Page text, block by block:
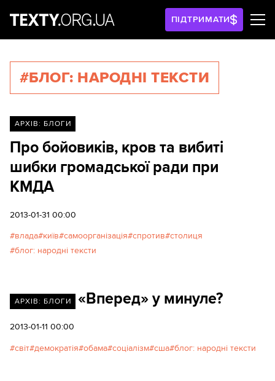
ПІДТРИМАТИ
#БЛОГ: НАРОДНІ ТЕКСТИ
АРХІВ: БЛОГИ
Про бойовиків, кров та вибиті
шибки громадської ради при
КМДА
2013-01-31 00:00
влада київ самоорганізація спротив столиця
блог: народні тексти
АРХІВ: БЛОГИ «Вперед» у минуле?
2013-01-11 00:00
світ демократія обама соціалізм сша блог: народні тексти